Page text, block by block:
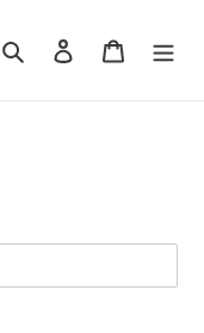
Suchen Einloggen Warenkorb